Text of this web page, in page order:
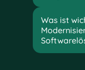
Was ist